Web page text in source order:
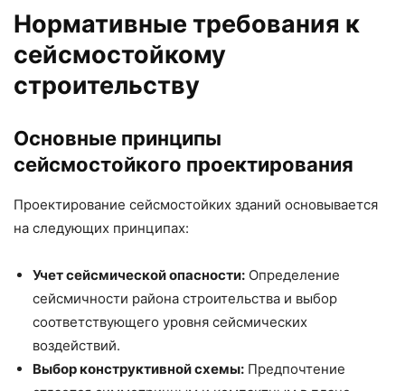
Нормативные требования к
сейсмостойкому
строительству
Основные принципы
сейсмостойкого проектирования
Проектирование сейсмостойких зданий основывается
на следующих принципах:
Учет сейсмической опасности: Определение
сейсмичности района строительства и выбор
соответствующего уровня сейсмических
воздействий.
Выбор конструктивной схемы: Предпочтение